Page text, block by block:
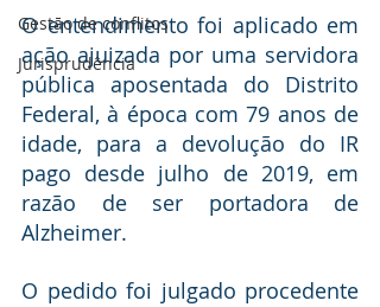
Gestāo de conflitos
Jurisprudência
O entendimento foi aplicado em
ação ajuizada por uma servidora
pública aposentada do Distrito
Federal, à época com 79 anos de
idade, para a devolução do IR
pago desde julho de 2019, em
razão de ser portadora de
Alzheimer.
O pedido foi julgado procedente